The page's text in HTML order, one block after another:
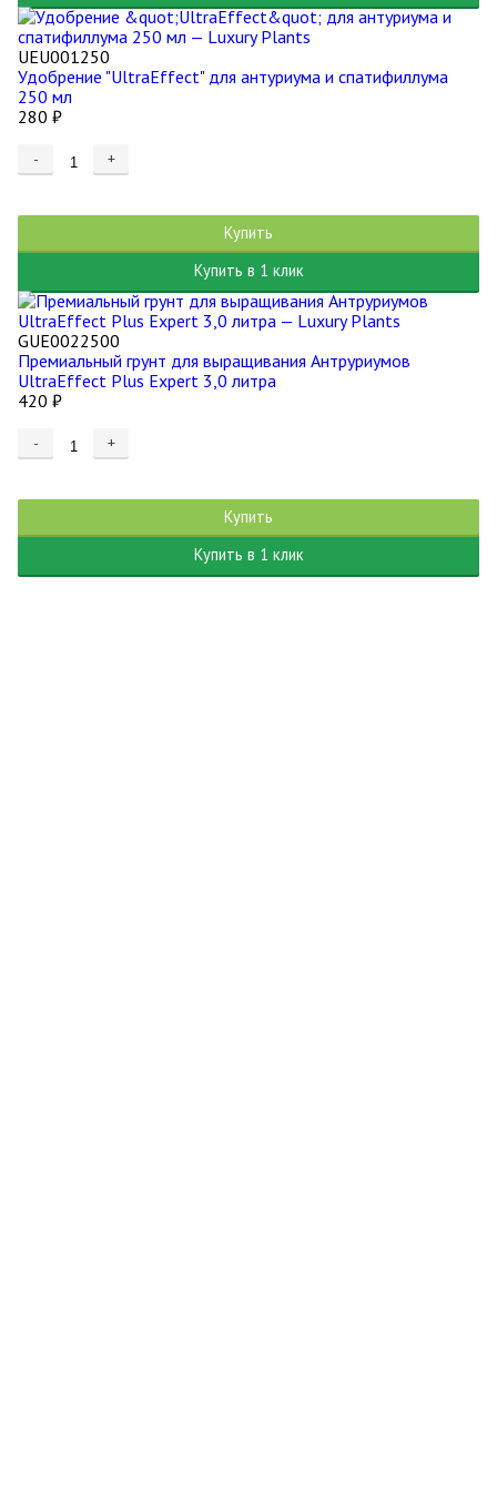
UEU001250
Удобрение "UltraEffect" для антуриума и спатифиллума
250 мл
280 ₽
- +
Купить
Купить в 1 клик
GUE0022500
Премиальный грунт для выращивания Антруриумов
UltraEffect Plus Expert 3,0 литра
420 ₽
- +
Купить
Купить в 1 клик